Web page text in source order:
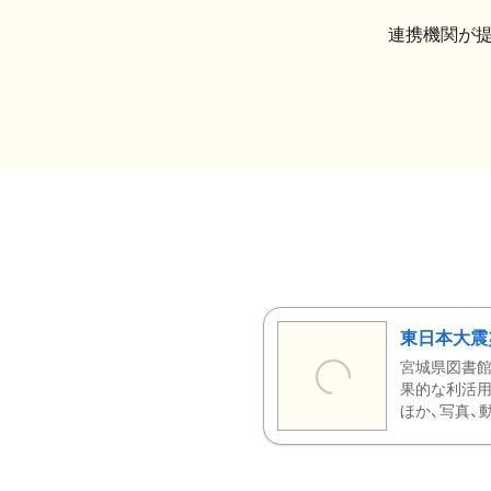
連携機関が
東日本大
宮城県図書
果的な利活
ほか、写真、